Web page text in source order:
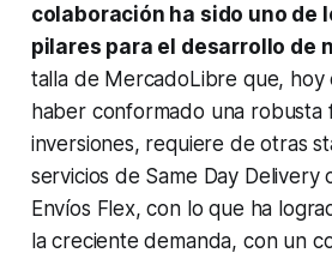
colaboración ha sido uno de
pilares para el desarrollo de
talla de MercadoLibre que, hoy
haber conformado una robusta
inversiones, requiere de otras
servicios de Same Day Delivery
Envíos Flex, con lo que ha
la creciente demanda, con un